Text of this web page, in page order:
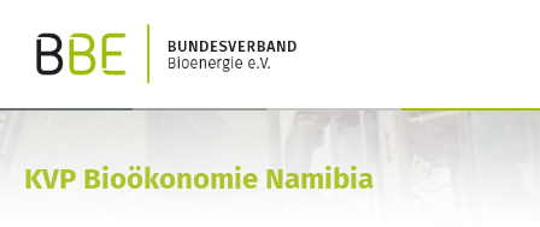
KVP Bioökonomie Namibia